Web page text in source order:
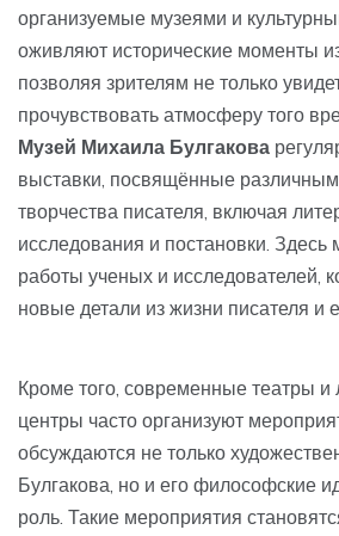
организуемые музеями и
оживляют исторические моменты
позволяя зрителям не только
прочувствовать атмосферу того
Музей Михаила Булгакова
выставки, посвящённые
творчества писателя, включая
исследования и постановки. Здесь
работы ученых и исследователей,
новые детали из жизни писателя и
Кроме того, современные театры и
центры часто организуют
обсуждаются не только
Булгакова, но и его философские
роль. Такие мероприятия